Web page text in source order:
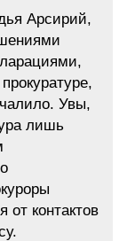
Арсирий,
Увы,
лишь
от контактов